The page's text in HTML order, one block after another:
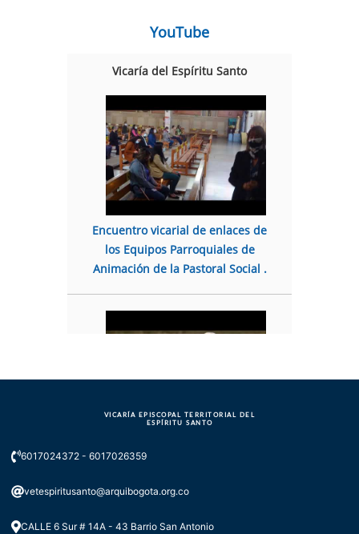
YouTube
Vicaría del Espíritu Santo
Encuentro vicarial de enlaces de
los Equipos Parroquiales de
Animación de la Pastoral Social .
TRANSFORMADORA
VICARÍA EPISCOPAL TERRITORIAL DEL
ESPÍRITU SANTO
6017024372 - 6017026359
vetespiritusanto@arquibogota.org.co
CALLE 6 Sur # 14A - 43 Barrio San Antonio